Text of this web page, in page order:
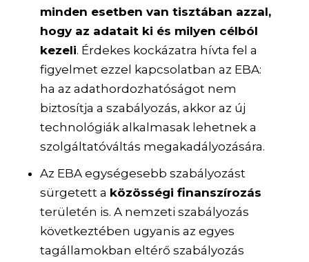
minden esetben van tisztában azzal,
hogy az adatait ki és milyen célból
kezeli. Érdekes kockázatra hívta fel a
figyelmet ezzel kapcsolatban az EBA:
ha az adathordozhatóságot nem
biztosítja a szabályozás, akkor az új
technológiák alkalmasak lehetnek a
szolgáltatóváltás megakadályozására.
Az EBA egységesebb szabályozást
sürgetett a közösségi finanszírozás
területén is. A nemzeti szabályozás
következtében ugyanis az egyes
tagállamokban eltérő szabályozás